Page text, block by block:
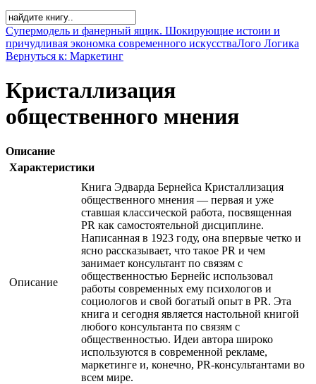
Супермодель и фанерный ящик. Шокирующие истоии и
причудливая экономка современного искусстваЛого Логика
Вернуться к: Маркетинг
Кристаллизация
общественного мнения
Описание
Характеристики
Описание
Книга Эдварда Бернейса Кристаллизация
общественного мнения — первая и уже
ставшая классической работа, посвященная
PR как самостоятельной дисциплине.
Написанная в 1923 году, она впервые четко и
ясно рассказывает, что такое PR и чем
занимает консультант по связям с
общественностью Бернейс использовал
работы современных ему психологов и
социологов и свой богатый опыт в PR. Эта
книга и сегодня является настольной книгой
любого консультанта по связям с
общественностью. Идеи автора широко
используются в современной рекламе,
маркетинге и, конечно, PR-консультантами во
всем мире.